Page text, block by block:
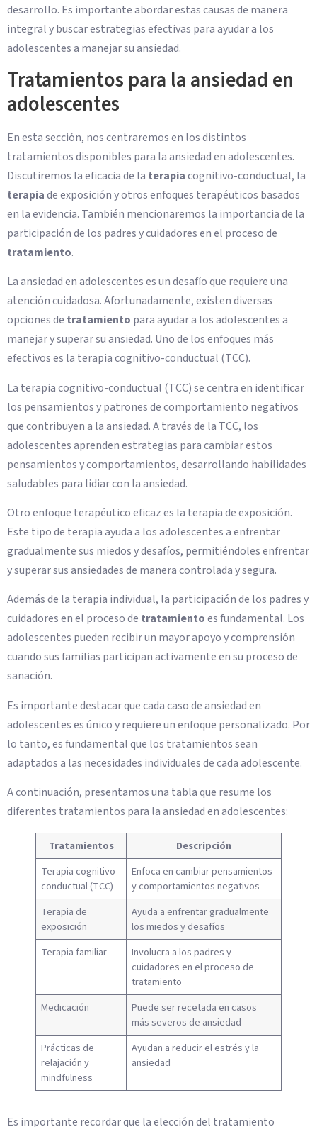
desarrollo. Es importante abordar estas causas de manera
integral y buscar estrategias efectivas para ayudar a los
adolescentes a manejar su ansiedad.
Tratamientos para la ansiedad en
adolescentes
En esta sección, nos centraremos en los distintos
tratamientos disponibles para la ansiedad en adolescentes.
Discutiremos la eficacia de la terapiacognitivo-conductual, la
terapiade exposición y otros enfoques terapéuticos basados
en la evidencia. También mencionaremos la importancia de la
participación de los padres y cuidadores en el proceso de
tratamiento.
La ansiedad en adolescentes es un desafío que requiere una
atención cuidadosa. Afortunadamente, existen diversas
opciones de tratamiento para ayudar a los adolescentes a
manejar y superar su ansiedad. Uno de los enfoques más
efectivos es la terapia cognitivo-conductual (TCC).
La terapia cognitivo-conductual (TCC) se centra en identificar
los pensamientos y patrones de comportamiento negativos
que contribuyen a la ansiedad. A través de la TCC, los
adolescentes aprenden estrategias para cambiar estos
pensamientos y comportamientos, desarrollando habilidades
saludables para lidiar con la ansiedad.
Otro enfoque terapéutico eficaz es la terapia de exposición.
Este tipo de terapia ayuda a los adolescentes a enfrentar
gradualmente sus miedos y desafíos, permitiéndoles enfrentar
y superar sus ansiedades de manera controlada y segura.
Además de la terapia individual, la participación de los padres y
cuidadores en el proceso de tratamientoes fundamental. Los
adolescentes pueden recibir un mayor apoyo y comprensión
cuando sus familias participan activamente en su proceso de
sanación.
Es importante destacar que cada caso de ansiedad en
adolescentes es único y requiere un enfoque personalizado. Por
lo tanto, es fundamental que los tratamientos sean
adaptados a las necesidades individuales de cada adolescente.
A continuación, presentamos una tabla que resume los
diferentes tratamientos para la ansiedad en adolescentes:
Tratamientos
Descripción
Terapia cognitivo-
conductual (TCC)
Enfoca en cambiar pensamientos
y comportamientos negativos
Terapia de
exposición
Ayuda a enfrentar gradualmente
los miedos y desafíos
Terapia familiar
Involucra a los padres y
cuidadores en el proceso de
tratamiento
Medicación
Puede ser recetada en casos
más severos de ansiedad
Prácticas de
relajación y
mindfulness
Ayudan a reducir el estrés y la
ansiedad
Es importante recordar que la elección del tratamiento